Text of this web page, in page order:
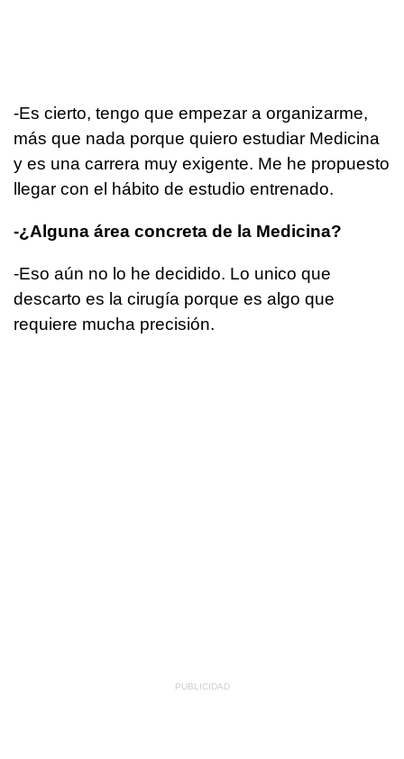
-Es cierto, tengo que empezar a organizarme,
más que nada porque quiero estudiar Medicina
y es una carrera muy exigente. Me he propuesto
llegar con el hábito de estudio entrenado.
-¿Alguna área concreta de la Medicina?
-Eso aún no lo he decidido. Lo unico que
descarto es la cirugía porque es algo que
requiere mucha precisión.